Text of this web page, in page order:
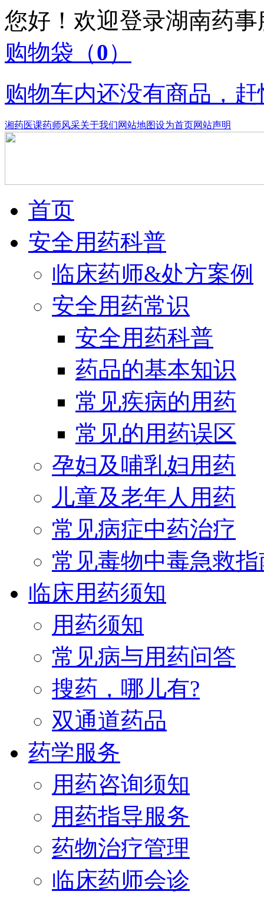
您好！欢迎登录湖南药
购物袋 （0）
购物车内还没有商品，
湘药医课药师风采关于我们网站地图设为首页网站声明
首页
安全用药科普
临床药师&处方案例
安全用药常识
安全用药科普
药品的基本知识
常见疾病的用药
常见的用药误区
孕妇及哺乳妇用药
儿童及老年人用药
常见病症中药治疗
常见毒物中毒急救指
临床用药须知
用药须知
常见病与用药问答
搜药，哪儿有?
双通道药品
药学服务
用药咨询须知
用药指导服务
药物治疗管理
临床药师会诊